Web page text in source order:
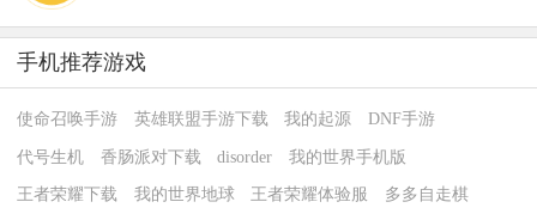
手机推荐游戏
使命召唤手游 英雄联盟手游下载 我的起源 DNF手游
代号生机 香肠派对下载 disorder 我的世界手机版
王者荣耀下载 我的世界地球 王者荣耀体验服 多多自走棋